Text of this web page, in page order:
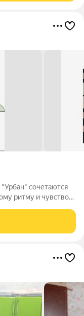
сочетаются
ритму и чувство
близость